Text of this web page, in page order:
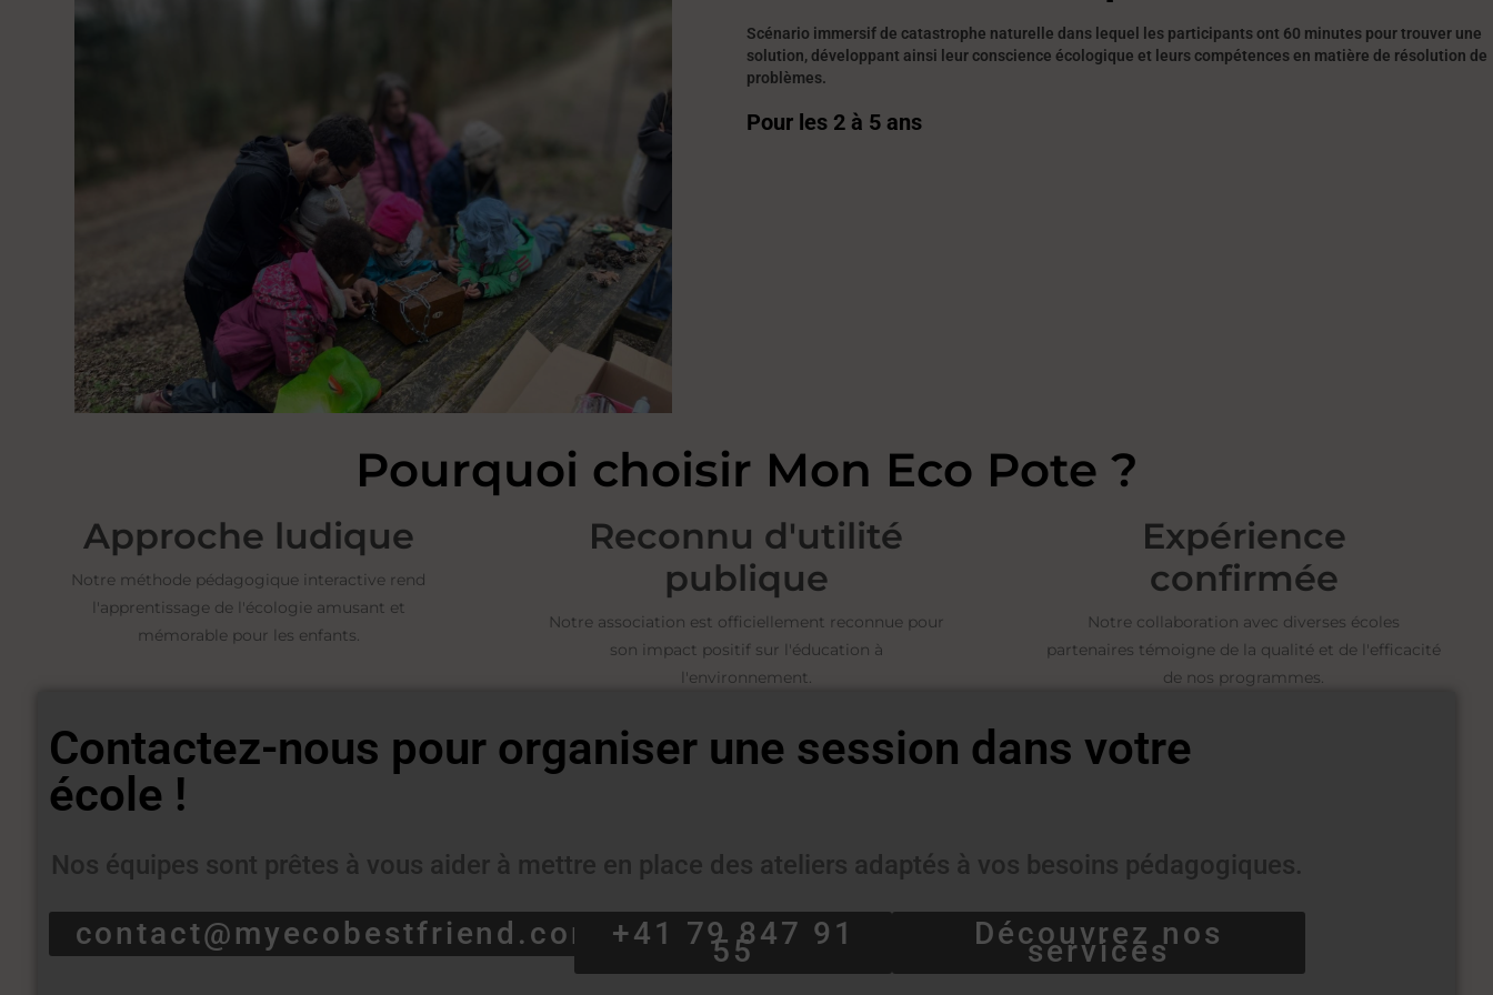
Scénario immersif de catastrophe naturelle dans lequel les participants ont 60 minutes pour trouver une
solution, développant ainsi leur conscience écologique et leurs compétences en matière de résolution de
problèmes.
Pour les 2 à 5 ans
Pourquoi choisir Mon Eco Pote ?
Approche ludique
Notre méthode pédagogique interactive rend
l'apprentissage de l'écologie amusant et
mémorable pour les enfants.
Reconnu d'utilité
publique
Notre association est officiellement reconnue pour
son impact positif sur l'éducation à
l'environnement.
Expérience
confirmée
Notre collaboration avec diverses écoles
partenaires témoigne de la qualité et de l'efficacité
de nos programmes.
Contactez-nous pour organiser une session dans votre
école !
Nos équipes sont prêtes à vous aider à mettre en place des ateliers adaptés à vos besoins pédagogiques.
contact@myecobestfriend.com +41 79 847 91
55 Découvrez nos
services